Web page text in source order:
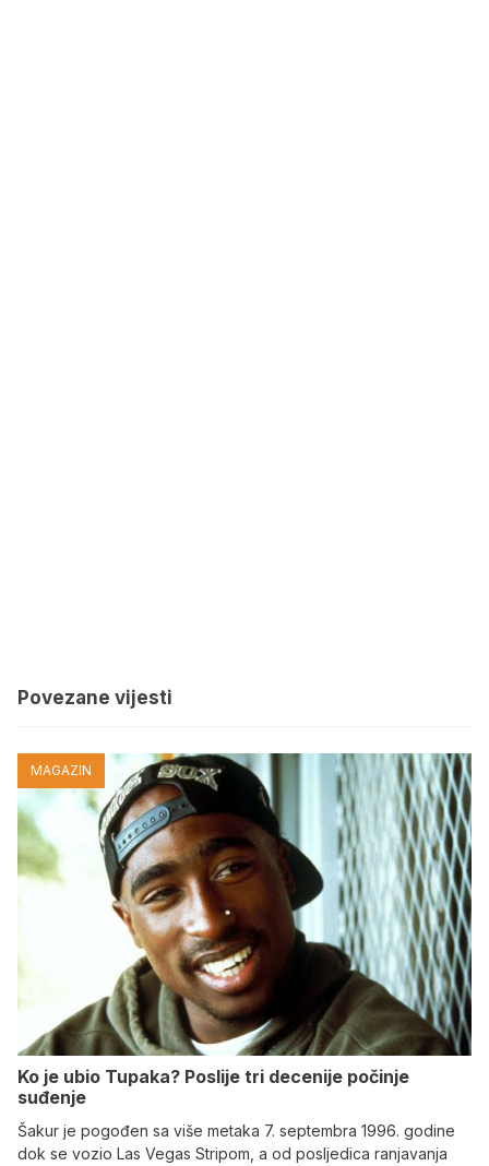
Povezane vijesti
MAGAZIN
Ko je ubio Tupaka? Poslije tri decenije počinje
suđenje
Šakur je pogođen sa više metaka 7. septembra 1996. godine
dok se vozio Las Vegas Stripom, a od posljedica ranjavanja